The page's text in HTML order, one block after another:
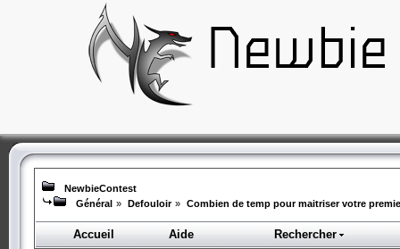
NewbieContest
Général » Defouloir » Combien de temp pour maitriser votre
Accueil Aide Rechercher